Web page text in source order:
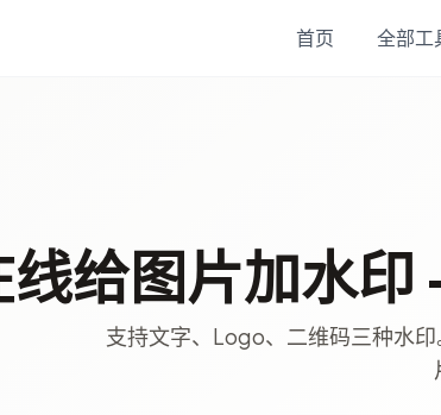
首页 全部工
线给图片加水印
支持文字、Logo、二维码三种水